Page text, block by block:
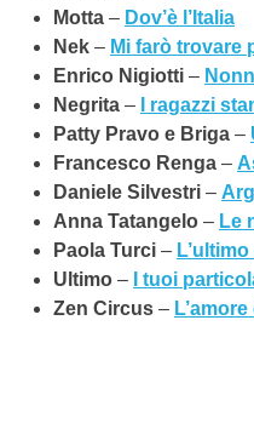
Motta – Dov’è l’Italia
Nek – Mi farò trovare
Enrico Nigiotti –
Negrita –
I ragazzi
Patty Pravo e Briga –
Francesco Renga –
Daniele Silvestri –
Anna Tatangelo – Le
Paola Turci –
Ultimo –
I tuoi
Zen Circus –